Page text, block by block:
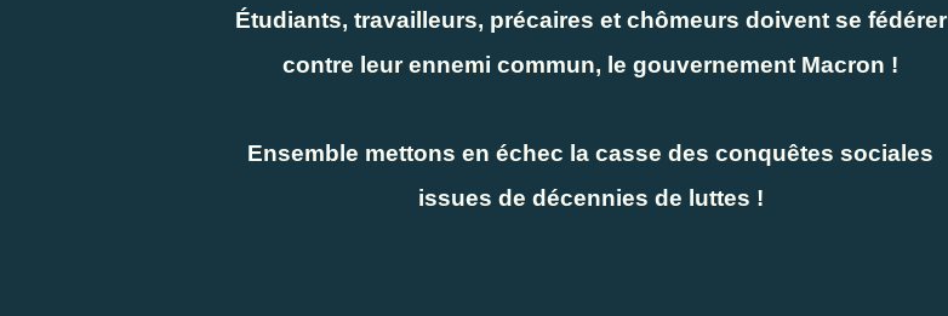
Étudiants, travailleurs, précaires et chômeurs doivent se fédérer
contre leur ennemi commun, le gouvernement Macron !
Ensemble mettons en échec la casse des conquêtes sociales
issues de décennies de luttes !